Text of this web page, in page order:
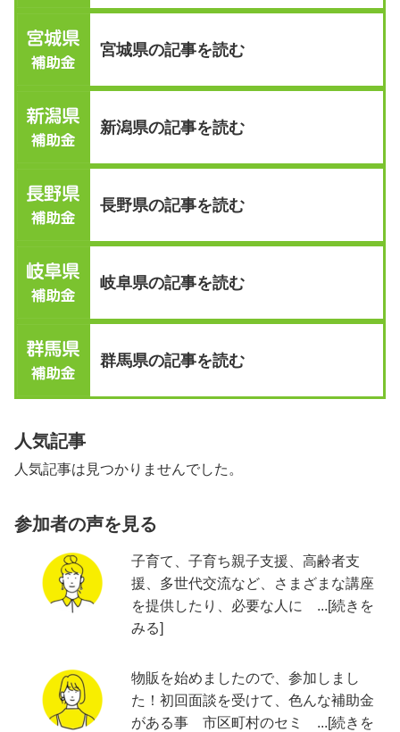
宮城県の記事を読む
新潟県の記事を読む
長野県の記事を読む
岐阜県の記事を読む
群馬県の記事を読む
人気記事
人気記事は見つかりませんでした。
参加者の声を見る
子育て、子育ち親子支援、高齢者支
援、多世代交流など、さまざまな講座
を提供したり、必要な人に ...[続きを
みる]
物販を始めましたので、参加しまし
た！初回面談を受けて、色んな補助金
がある事 市区町村のセミ ...[続きを